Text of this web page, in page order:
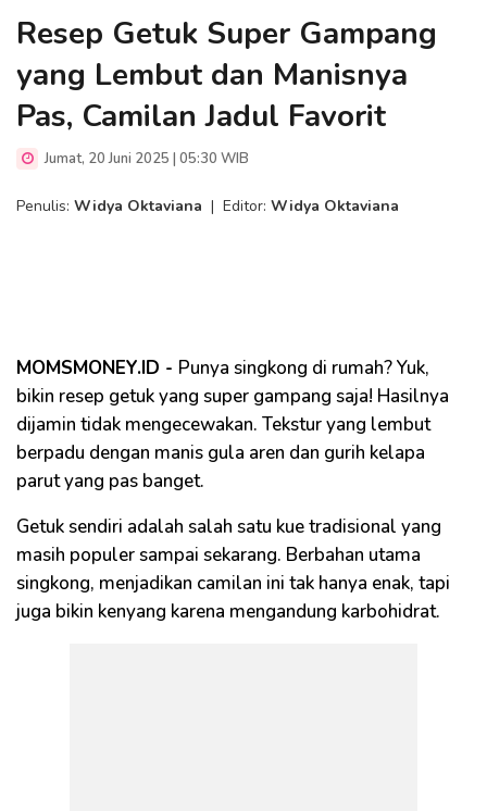
Resep Getuk Super Gampang
yang Lembut dan Manisnya
Pas, Camilan Jadul Favorit
Jumat, 20 Juni 2025 | 05:30 WIB
Penulis: Widya Oktaviana | Editor: Widya Oktaviana
MOMSMONEY.ID - Punya singkong di rumah? Yuk,
bikin resep getuk yang super gampang saja! Hasilnya
dijamin tidak mengecewakan. Tekstur yang lembut
berpadu dengan manis gula aren dan gurih kelapa
parut yang pas banget.
Getuk sendiri adalah salah satu kue tradisional yang
masih populer sampai sekarang. Berbahan utama
singkong, menjadikan camilan ini tak hanya enak, tapi
juga bikin kenyang karena mengandung karbohidrat.